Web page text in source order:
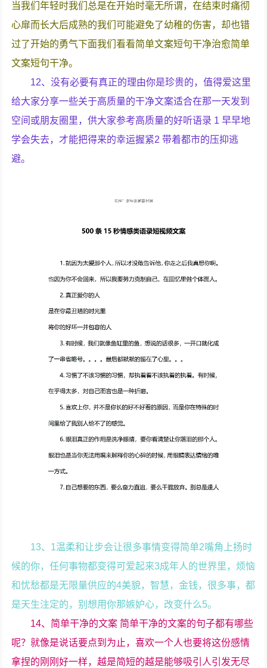
当我们年轻时我们总是在开始时毫无所谓，在结束时痛彻
心扉而长大后成熟的我们可能避免了幼稚的伤害，却也错
过了开始的勇气下面我们看看简单文案短句干净治愈简单
文案短句干净。
12、没有必要有真正的理由你是珍贵的，值得爱这里
给大家分享一些关于高质量的干净文案适合在那一天发到
空间或朋友圈里，供大家参考高质量的好听语录 1 早早地
学会失去，才能把得来的幸运握紧2 带着都市的压抑逃
避。
13、1温柔和让步会让很多事情变得简单2嘴角上扬时
候的你，任何事物都变得可爱起来3成年人的世界里，烦恼
和忧愁都是无限量供应的4美貌，智慧，金钱，很多事，都
是天生注定的，别想用你那嫉妒心，改变什么5。
14、简单干净的文案 简单干净的文案的句子都有哪些
呢？就像是说话要点到为止，喜欢一个人也要将这份感情
拿捏的刚刚好一样，越是简短的越是能够吸引人引发无尽